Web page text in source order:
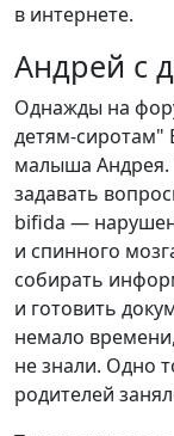
в интернете.
Андрей с
Однажды на
детям-сиротам"
малыша Андрея.
задавать
bifida —
и спинного
собирать
и готовить
немало
не знали. Одно
родителей